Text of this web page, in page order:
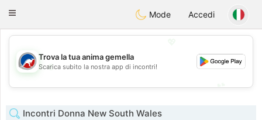
AustraliaChat
Toggle
Mode Accedi
💖
💕
Trova la tua anima gemella
Scarica subito la nostra app di incontri!
Incontri Donna New South Wales